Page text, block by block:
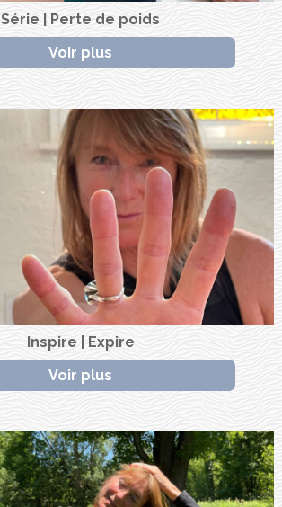
Série | Perte de poids
Voir plus
Inspire | Expire
Voir plus